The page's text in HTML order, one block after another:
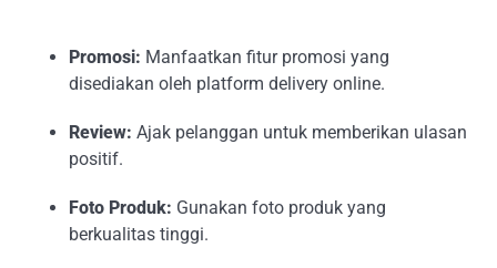
Promosi: Manfaatkan fitur promosi yang
disediakan oleh platform delivery online.
Review: Ajak pelanggan untuk memberikan ulasan
positif.
Foto Produk: Gunakan foto produk yang
berkualitas tinggi.